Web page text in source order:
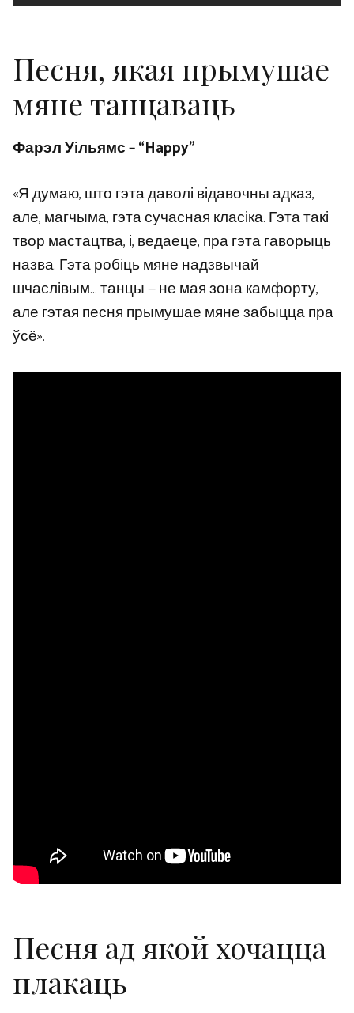
Песня, якая прымушае
мяне танцаваць
Фарэл Уільямс – “Happy”
«Я думаю, што гэта даволі відавочны адказ,
але, магчыма, гэта сучасная класіка. Гэта такі
твор мастацтва, і, ведаеце, пра гэта гаворыць
назва. Гэта робіць мяне надзвычай
шчаслівым… танцы — не мая зона камфорту,
але гэтая песня прымушае мяне забыцца пра
ўсё».
Песня ад якой хочацца
плакаць